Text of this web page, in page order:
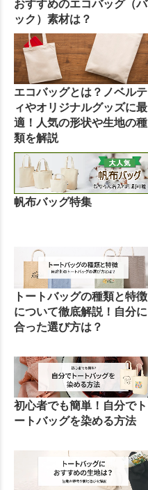
おすすめのエコバッグ（バ
ック）素材は？
エコバッグとは？ノベルテ
ィやオリジナルグッズに最
適！人気の形状や生地の種
類を解説
帆布バッグ特集
トートバッグの種類と特徴
について徹底解説！自分に
合った選び方は？
初心者でも簡単！自分でト
ートバッグを染める方法